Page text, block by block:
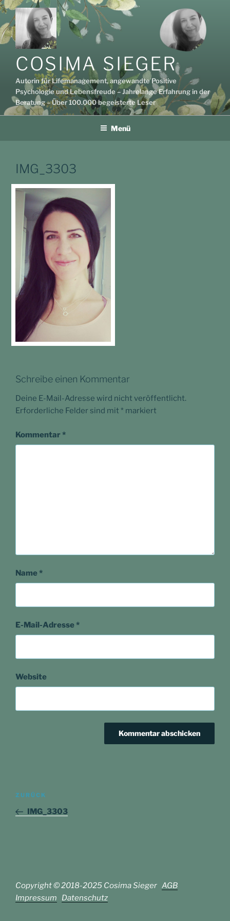
Zum
Inhalt
springen
COSIMA SIEGER
Autorin für Lifemanagement, angewandte Positive
Psychologie und Lebensfreude – Jahrelange Erfahrung in der
Beratung – Über 100.000 begeisterte Leser
Menü
IMG_3303
Schreibe einen Kommentar
Deine E-Mail-Adresse wird nicht veröffentlicht.
Erforderliche Felder sind mit * markiert
Kommentar *
Name*
E-Mail-Adresse*
Website
Beitragsnavigation
Vorheriger
Beitrag
ZURÜCK
IMG_3303
Copyright © 2018-2025 Cosima Sieger AGB
Impressum
Datenschutz